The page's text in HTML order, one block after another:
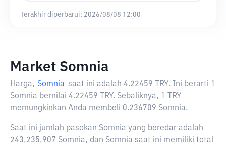
Terakhir diperbarui: 2026/08/08 12:00
Market Somnia
Harga, Somnia saat ini adalah 4.22459 TRY. Ini berarti 1
Somnia bernilai 4.22459 TRY. Sebaliknya, 1 TRY
memungkinkan Anda membeli 0.236709 Somnia.
Saat ini jumlah pasokan Somnia yang beredar adalah
243,235,907 Somnia, dan Somnia saat ini memiliki total